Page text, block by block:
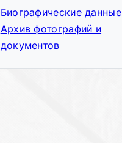
Биографические данные
Архив фотографий и
документов